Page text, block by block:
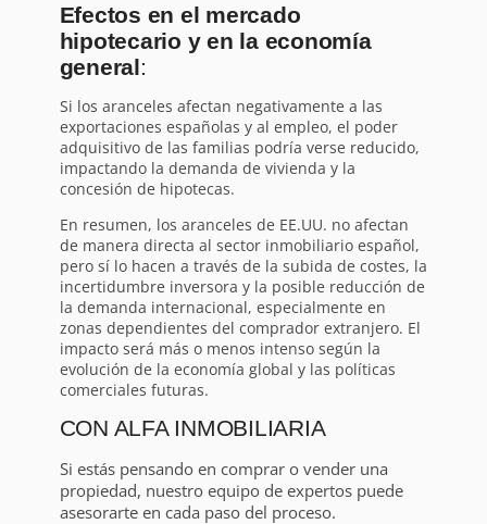
Efectos en el mercado
hipotecario y en la economía
general:
Si los aranceles afectan negativamente a las
exportaciones españolas y al empleo, el poder
adquisitivo de las familias podría verse reducido,
impactando la demanda de vivienda y la
concesión de hipotecas.
En resumen, los aranceles de EE.UU. no afectan
de manera directa al sector inmobiliario español,
pero sí lo hacen a través de la subida de costes, la
incertidumbre inversora y la posible reducción de
la demanda internacional, especialmente en
zonas dependientes del comprador extranjero. El
impacto será más o menos intenso según la
evolución de la economía global y las políticas
comerciales futuras.
CON ALFA INMOBILIARIA
Si estás pensando en comprar o vender una
propiedad, nuestro equipo de expertos puede
asesorarte en cada paso del proceso.